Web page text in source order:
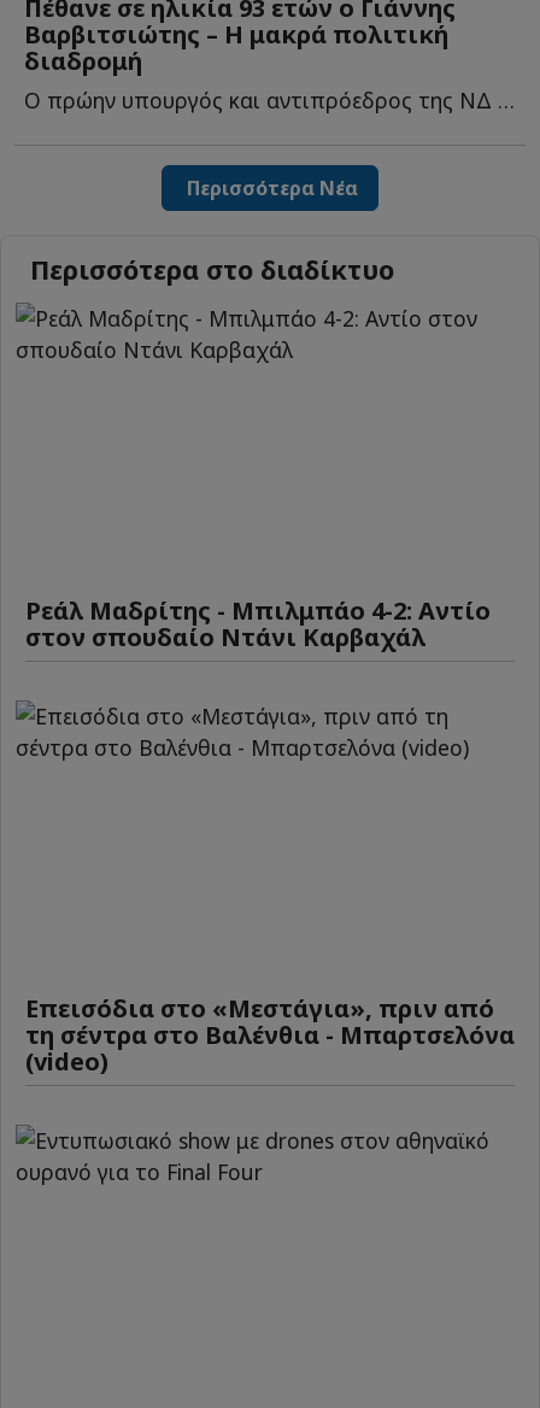
Πέθανε σε ηλικία 93 ετών ο Γιάννης
Βαρβιτσιώτης – Η μακρά πολιτική
διαδρομή
Ο πρώην υπουργός και αντιπρόεδρος της ΝΔ πέθανε την η...
Περισσότερα Νέα
Περισσότερα στο διαδίκτυο
Ρεάλ Μαδρίτης - Μπιλμπάο 4-2: Αντίο
στον σπουδαίο Ντάνι Καρβαχάλ
Επεισόδια στο «Μεστάγια», πριν από
τη σέντρα στο Βαλένθια - Μπαρτσελόνα
(video)